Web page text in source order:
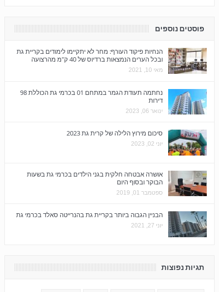
פוסטים נוספים
הנחיות פיקוד העורף: מחר לא יתקיימו לימודים בקריית גת
ובכל הערים הנמצאות ברדיוס של 40 ק"מ מהרצועה
מאי 10, 2021
נחתמה תעודת הגמר במתחם 01 בכרמי גת הכוללת 98
דירות
ינואר 06, 2023
סיכום מירוץ הלילה של קרית גת 2023
יוני 02, 2023
אושרה אבטחה חלקית בגני הילדים בכרמי גת בשעות
הבוקר ובסוף היום
ספטמבר 01, 2019
הבניין הגבוה ביותר בקריית גת בהנרייטה סאלד בכרמי גת
יוני 27, 2021
תגיות נפוצות